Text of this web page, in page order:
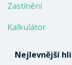
Zastínění
Kalkulátor
Nejlevnější